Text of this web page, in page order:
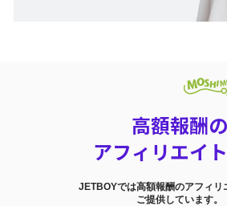
高額報酬の
アフィリエイ
JETBOYでは高額報酬のアフィリ
ご提供しています。